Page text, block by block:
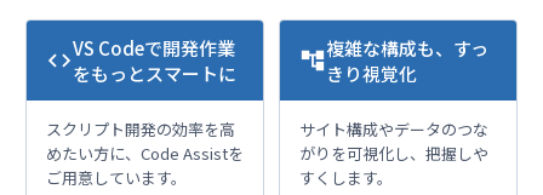
codeVS Codeで開発作業
をもっとスマートに
スクリプト開発の効率を高
めたい方に、Code Assistを
ご用意しています。
account_tree複雑な構成も、すっ
きり視覚化
サイト構成やデータのつな
がりを可視化し、把握しや
すくします。